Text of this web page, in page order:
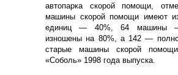
автопарка скорой помощи,
машины скорой помощи имеют
единиц — 40%, 64 машины
изношены на 80%, а 142 —
старые машины скорой
«Соболь» 1998 года выпуска.